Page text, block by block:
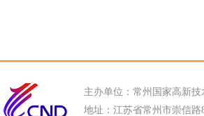
主办单位：常州国家高新
地址：江苏省常州市崇信路